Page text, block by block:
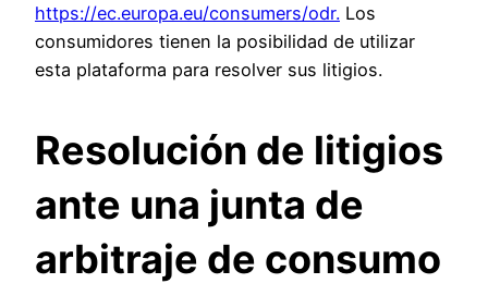
https://ec.europa.eu/consumers/odr. Los
consumidores tienen la posibilidad de utilizar
esta plataforma para resolver sus litigios.
Resolución de litigios
ante una junta de
arbitraje de consumo